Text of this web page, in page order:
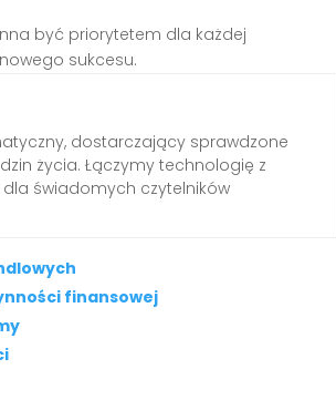
być priorytetem dla każdej
sukcesu.
dostarczający sprawdzone
życia. Łączymy technologię z
świadomych czytelników
finansowej